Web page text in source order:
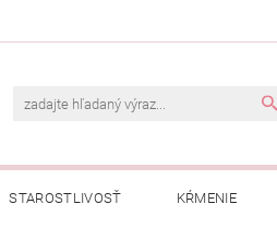
STAROSTLIVOSŤ KŔMENIE